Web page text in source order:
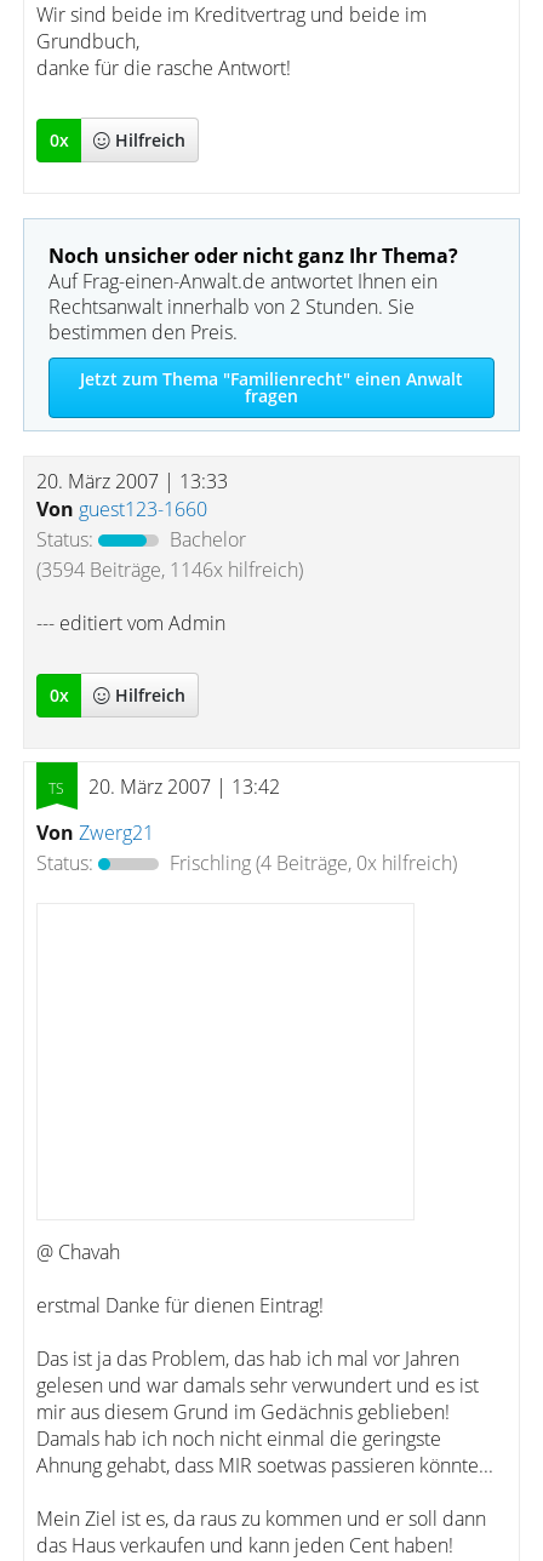
Wir sind beide im Kreditvertrag und beide im
Grundbuch,
danke für die rasche Antwort!
0x Hilfreich
Noch unsicher oder nicht ganz Ihr Thema?
Auf Frag-einen-Anwalt.de antwortet Ihnen ein
Rechtsanwalt innerhalb von 2 Stunden. Sie
bestimmen den Preis.
Jetzt zum Thema "Familienrecht" einen Anwalt
fragen
20. März 2007 | 13:33
Von guest123-1660
Status:
Bachelor
(3594 Beiträge, 1146x hilfreich)
--- editiert vom Admin
0x Hilfreich
20. März 2007 | 13:42
Von Zwerg21
Status:
Frischling(4 Beiträge, 0x hilfreich)
@ Chavah
erstmal Danke für dienen Eintrag!
Das ist ja das Problem, das hab ich mal vor Jahren
gelesen und war damals sehr verwundert und es ist
mir aus diesem Grund im Gedächnis geblieben!
Damals hab ich noch nicht einmal die geringste
Ahnung gehabt, dass MIR soetwas passieren könnte...
Mein Ziel ist es, da raus zu kommen und er soll dann
das Haus verkaufen und kann jeden Cent haben!